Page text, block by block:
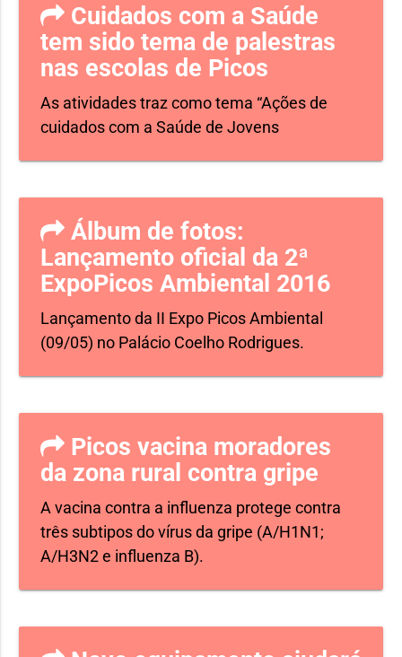
Cuidados com a Saúde
tem sido tema de palestras
nas escolas de Picos
As atividades traz como tema “Ações de
cuidados com a Saúde de Jovens
Álbum de fotos:
Lançamento oficial da 2ª
ExpoPicos Ambiental 2016
Lançamento da II Expo Picos Ambiental
(09/05) no Palácio Coelho Rodrigues.
Picos vacina moradores
da zona rural contra gripe
A vacina contra a influenza protege contra
três subtipos do vírus da gripe (A/H1N1;
A/H3N2 e influenza B).